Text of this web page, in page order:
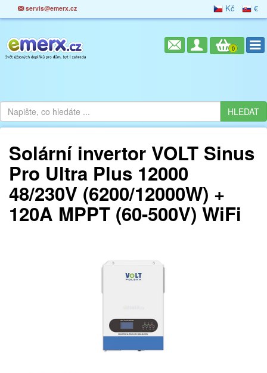
servis@emerx.cz Kč €
0
Solární invertor VOLT Sinus
Pro Ultra Plus 12000
48/230V (6200/12000W) +
120A MPPT (60-500V) WiFi